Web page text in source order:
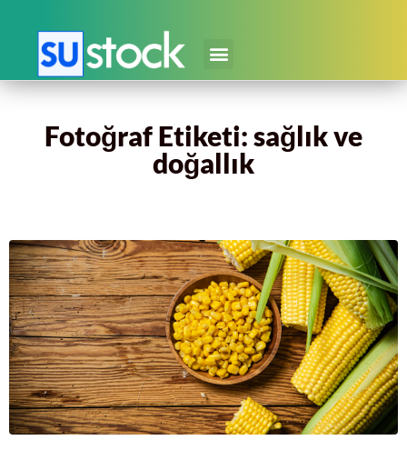
Fotoğraf Etiketi: sağlık ve
doğallık